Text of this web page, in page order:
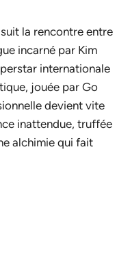
la rencontre entre
incarné par Kim
internationale
jouée par Go
devient vite
inattendue, truffée
alchimie qui fait